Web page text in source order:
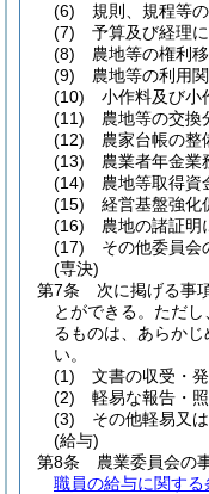
(6)
規則、規程等
(7)
予算及び経理に
(8)
農地等の権利
(9)
農地等の利用
(10)
小作料及び小
(11)
農地等の交換
(12)
農家台帳の整
(13)
農業者年金業
(14)
農地等取得資
(15)
経営基盤強化
(16)
農地の諸証明
(17)
その他委員会
(専決)
第7条
次に掲げる事
とができる。 ただし
るものは、あらか
い。
(1)
文書の収受・
(2)
軽易な報告・
(3)
その他軽易又
(給与)
第8条
農業委員会の
職員の給与に関する